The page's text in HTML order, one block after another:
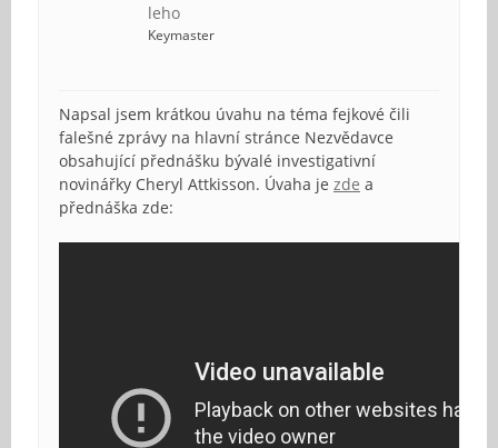
leho
Keymaster
Napsal jsem krátkou úvahu na téma fejkové čili
falešné zprávy na hlavní stránce Nezvědavce
obsahující přednášku bývalé investigativní
novinářky Cheryl Attkisson. Úvaha je zde a
přednáška zde: